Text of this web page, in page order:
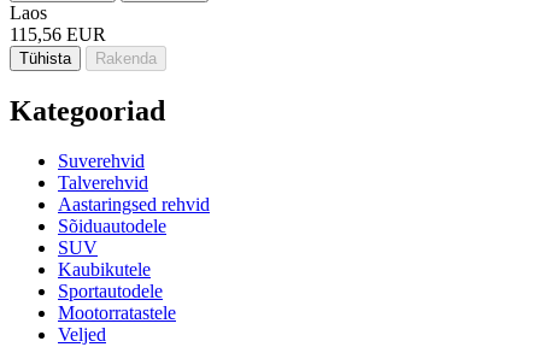
Laos
115,56 EUR
Tühista Rakenda
Kategooriad
Suverehvid
Talverehvid
Aastaringsed rehvid
Sõiduautodele
SUV
Kaubikutele
Sportautodele
Mootorratastele
Veljed